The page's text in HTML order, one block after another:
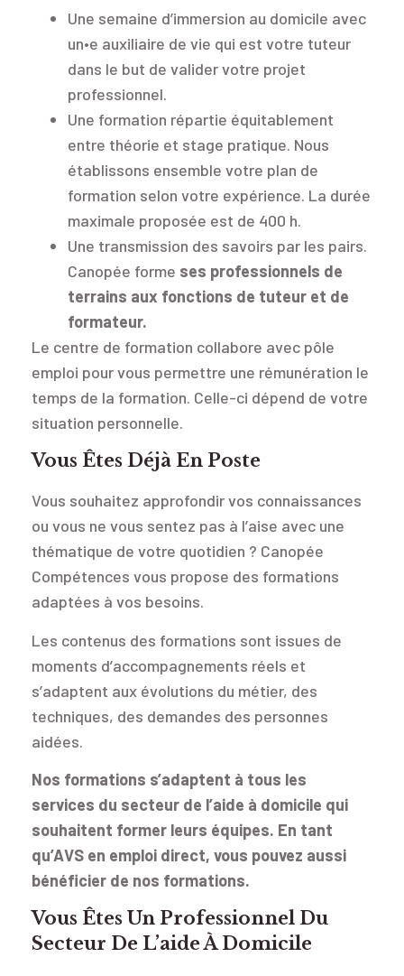
Une semaine d’immersion au domicile avec
un•e auxiliaire de vie qui est votre tuteur
dans le but de valider votre projet
professionnel.
Une formation répartie équitablement
entre théorie et stage pratique. Nous
établissons ensemble votre plan de
formation selon votre expérience. La durée
maximale proposée est de 400 h.
Une transmission des savoirs par les pairs.
Canopée forme ses professionnels de
terrains aux fonctions de tuteur et de
formateur.
Le centre de formation collabore avec pôle
emploi pour vous permettre une rémunération le
temps de la formation. Celle-ci dépend de votre
situation personnelle.
Vous Êtes Déjà En Poste
Vous souhaitez approfondir vos connaissances
ou vous ne vous sentez pas à l’aise avec une
thématique de votre quotidien ? Canopée
Compétences vous propose des formations
adaptées à vos besoins.
Les contenus des formations sont issues de
moments d’accompagnements réels et
s’adaptent aux évolutions du métier, des
techniques, des demandes des personnes
aidées.
Nos formations s’adaptent à tous les
services du secteur de l’aide à domicile qui
souhaitent former leurs équipes. En tant
qu’AVS en emploi direct, vous pouvez aussi
bénéficier de nos formations.
Vous Êtes Un Professionnel Du
Secteur De L’aide À Domicile